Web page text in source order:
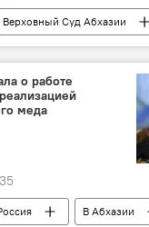
Верховный Суд Абхазии
на набережной Сухума
о работе
меда
В Абхазии